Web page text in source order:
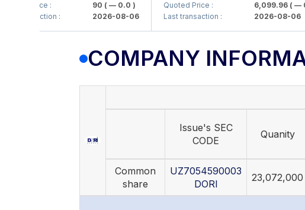
( — 0.0 )
transaction :
2026-08-06
Quoted Price :
6,099.96( — 0.0
Last transaction :
2026-08-06
COMPANY
Issue's SEC
CODE
Quanity
Common
share
UZ7054590003
DORI
23,072,000